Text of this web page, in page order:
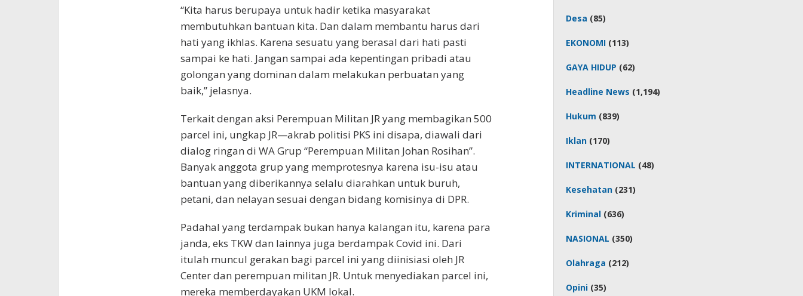
“Kita harus berupaya untuk hadir ketika masyarakat
membutuhkan bantuan kita. Dan dalam membantu harus dari
hati yang ikhlas. Karena sesuatu yang berasal dari hati pasti
sampai ke hati. Jangan sampai ada kepentingan pribadi atau
golongan yang dominan dalam melakukan perbuatan yang
baik,” jelasnya.
Terkait dengan aksi Perempuan Militan JR yang membagikan 500
parcel ini, ungkap JR—akrab politisi PKS ini disapa, diawali dari
dialog ringan di WA Grup “Perempuan Militan Johan Rosihan”.
Banyak anggota grup yang memprotesnya karena isu-isu atau
bantuan yang diberikannya selalu diarahkan untuk buruh,
petani, dan nelayan sesuai dengan bidang komisinya di DPR.
Padahal yang terdampak bukan hanya kalangan itu, karena para
janda, eks TKW dan lainnya juga berdampak Covid ini. Dari
itulah muncul gerakan bagi parcel ini yang diinisiasi oleh JR
Center dan perempuan militan JR. Untuk menyediakan parcel ini,
mereka memberdayakan UKM lokal.
Desa (85)
EKONOMI (113)
GAYA HIDUP (62)
Headline News (1,194)
Hukum (839)
Iklan (170)
INTERNATIONAL (48)
Kesehatan (231)
Kriminal (636)
NASIONAL (350)
Olahraga (212)
Opini (35)